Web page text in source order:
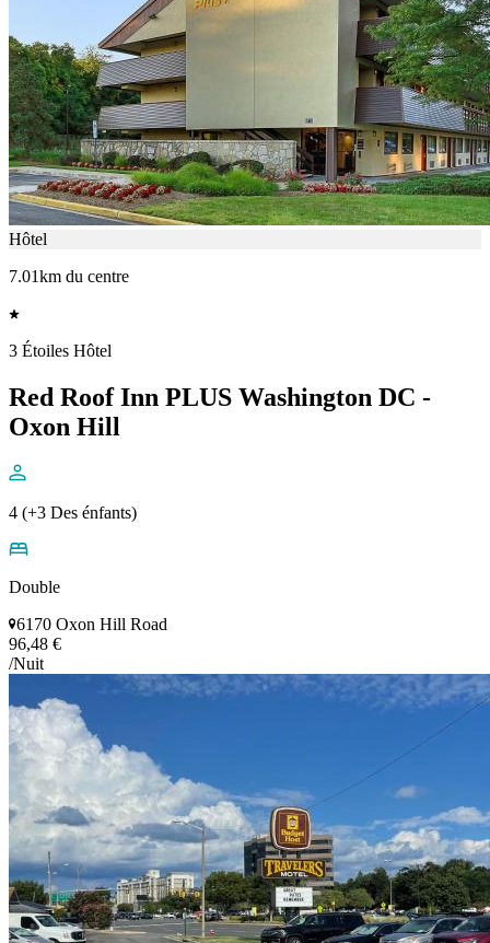
Hôtel
7.01km du centre
3 Étoiles Hôtel
Red Roof Inn PLUS Washington DC -
Oxon Hill
4 (+3 Des énfants)
Double
6170 Oxon Hill Road
96,48 €
/Nuit